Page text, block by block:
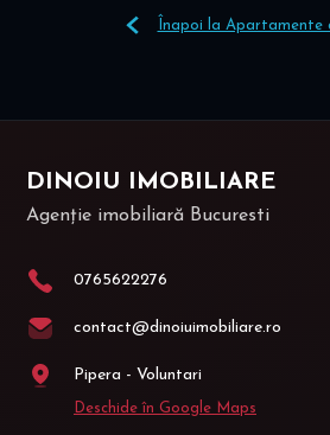
Înapoi la Apartamente
DINOIU IMOBILIARE
Agenție imobiliară Bucuresti
0765622276
contact@dinoiuimobiliare.ro
Pipera - Voluntari
Deschide în Google Maps